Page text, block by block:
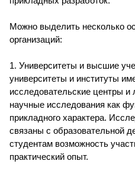
Можно выделить несколько
организаций:
1. Университеты и высшие
университеты и институты
исследовательские центры и
научные исследования как
прикладного характера.
связаны с образовательной
студентам возможность
практический опыт.